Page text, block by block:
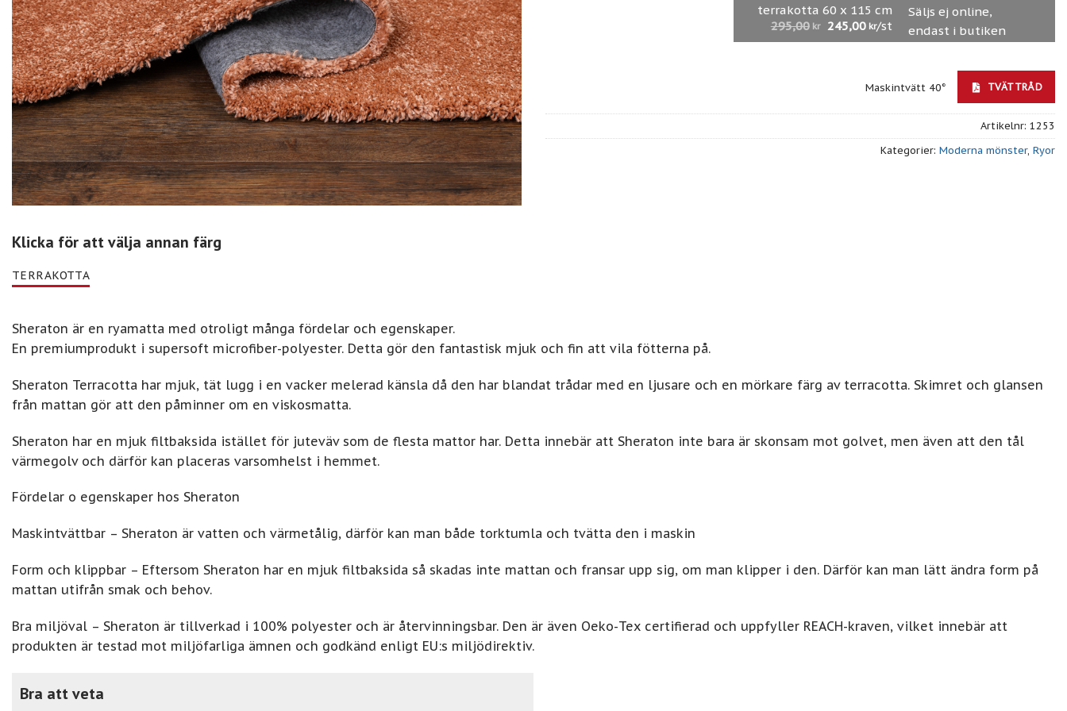
Klicka för att välja annan färg
TERRAKOTTA
terrakotta 60 x 115 cm
295,00 kr 245,00 kr/st
Säljs ej online,
endast i butiken
Maskintvätt 40° TVÄTTRÅD
Artikelnr: 1253
Kategorier: Moderna mönster, Ryor
Sheraton är en ryamatta med otroligt många fördelar och egenskaper.
En premiumprodukt i supersoft microfiber-polyester. Detta gör den fantastisk mjuk och fin att vila fötterna på.
Sheraton Terracotta har mjuk, tät lugg i en vacker melerad känsla då den har blandat trådar med en ljusare och en mörkare färg av terracotta. Skimret och glansen
från mattan gör att den påminner om en viskosmatta.
Sheraton har en mjuk filtbaksida istället för juteväv som de flesta mattor har. Detta innebär att Sheraton inte bara är skonsam mot golvet, men även att den tål
värmegolv och därför kan placeras varsomhelst i hemmet.
Fördelar o egenskaper hos Sheraton
Maskintvättbar – Sheraton är vatten och värmetålig, därför kan man både torktumla och tvätta den i maskin
Form och klippbar – Eftersom Sheraton har en mjuk filtbaksida så skadas inte mattan och fransar upp sig, om man klipper i den. Därför kan man lätt ändra form på
mattan utifrån smak och behov.
Bra miljöval – Sheraton är tillverkad i 100% polyester och är återvinningsbar. Den är även Oeko-Tex certifierad och uppfyller REACH-kraven, vilket innebär att
produkten är testad mot miljöfarliga ämnen och godkänd enligt EU:s miljödirektiv.
Bra att veta